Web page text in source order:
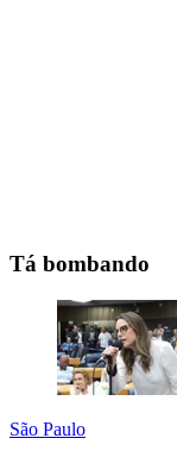
Tá bombando
São Paulo